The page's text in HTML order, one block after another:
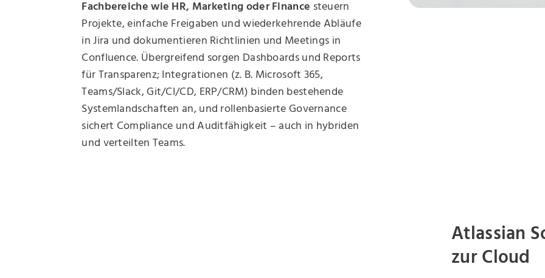
Fachbereiche wie HR, Marketing oder Finance steuern
Projekte, einfache Freigaben und wiederkehrende Abläufe
in Jira und dokumentieren Richtlinien und Meetings in
Confluence. Übergreifend sorgen Dashboards und Reports
für Transparenz; Integrationen (z. B. Microsoft 365,
Teams/Slack, Git/CI/CD, ERP/CRM) binden bestehende
Systemlandschaften an, und rollenbasierte Governance
sichert Compliance und Auditfähigkeit – auch in hybriden
und verteilten Teams.
Atlassian
zur Cloud